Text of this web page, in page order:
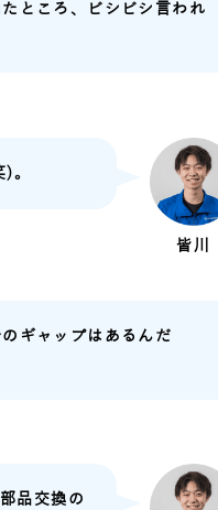
ところ、ビシビシ言われ
皆川
。
ギャップはあるんだ
品交換の